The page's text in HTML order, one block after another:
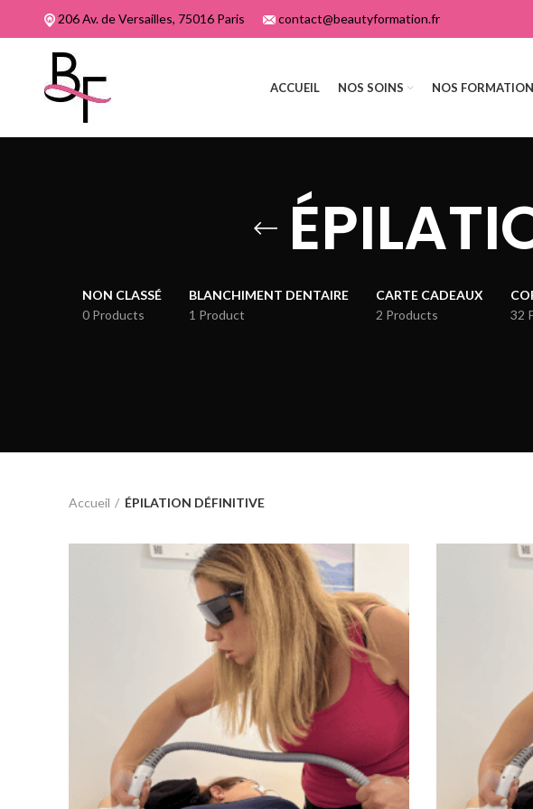
206 Av. de Versailles, 75016 Paris contact@beautyformation.fr
ACCUEIL NOS SOINS NOS
NON CLASSÉ
0 Products
BLANCHIMENT DENTAIRE
1 Product
CARTE CADEAUX
2 Products
32
Accueil ÉPILATION DÉFINITIVE